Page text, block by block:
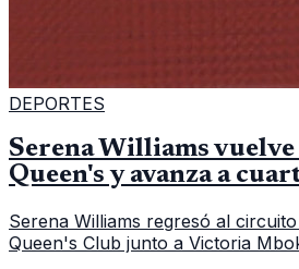
DEPORTES
Serena Williams
Queen's y avanza a
Serena Williams regresó al
Queen's Club junto a Victoria